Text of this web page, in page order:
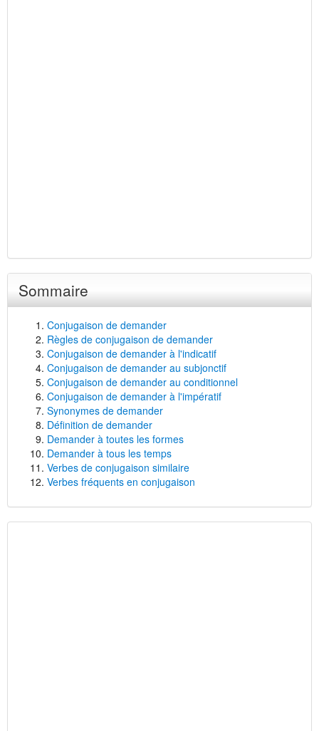
Sommaire
Conjugaison de demander
Règles de conjugaison de demander
Conjugaison de demander à l'indicatif
Conjugaison de demander au subjonctif
Conjugaison de demander au conditionnel
Conjugaison de demander à l'impératif
Synonymes de demander
Définition de demander
Demander à toutes les formes
Demander à tous les temps
Verbes de conjugaison similaire
Verbes fréquents en conjugaison